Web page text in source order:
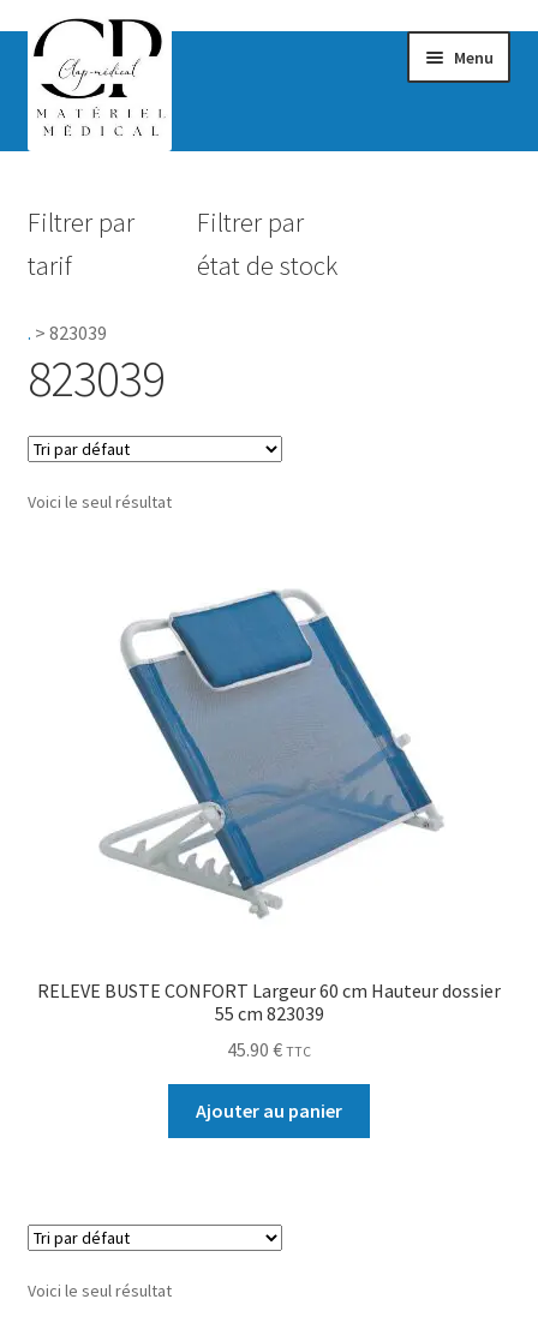
Menu
Hygiène
Accessoires Salle de bain
Filtrer par
tarif
Filtrer par
état de stock
. > 823039
823039
Voici le seul résultat
RELEVE BUSTE CONFORT Largeur 60 cm Hauteur dossier
55 cm 823039
45.90 € TTC
Ajouter au panier
Voici le seul résultat